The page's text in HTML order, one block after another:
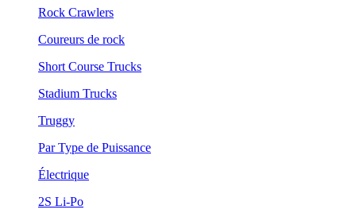
Rock Crawlers
Coureurs de rock
Short Course Trucks
Stadium Trucks
Truggy
Par Type de Puissance
Électrique
2S Li-Po